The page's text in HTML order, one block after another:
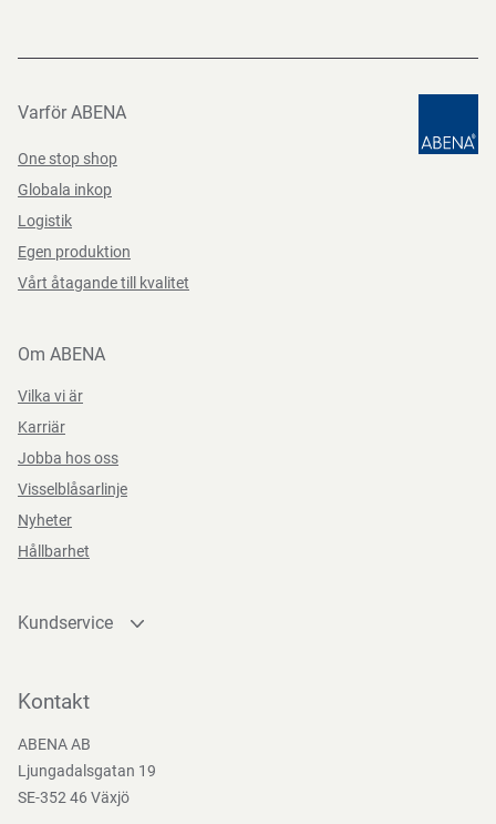
Varför ABENA
One stop shop
Globala inkop
Logistik
Egen produktion
Vårt åtagande till kvalitet
Om ABENA
Vilka vi är
Karriär
Jobba hos oss
Visselblåsarlinje
Nyheter
Hållbarhet
Kundservice
Bli kund
Nedladdningar
Kontakt
ABENA AB
Ljungadalsgatan 19
SE-352 46 Växjö